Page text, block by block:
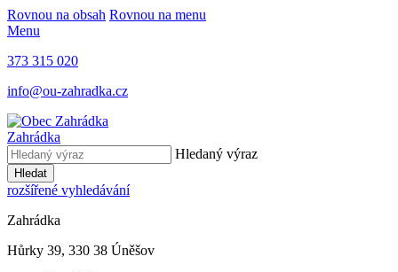
Rovnou na obsah Rovnou na menu
Menu
373 315 020
info@ou-zahradka.cz
Zahrádka
Hledaný výraz
Hledat
rozšířené vyhledávání
Zahrádka
Hůrky 39, 330 38 Úněšov